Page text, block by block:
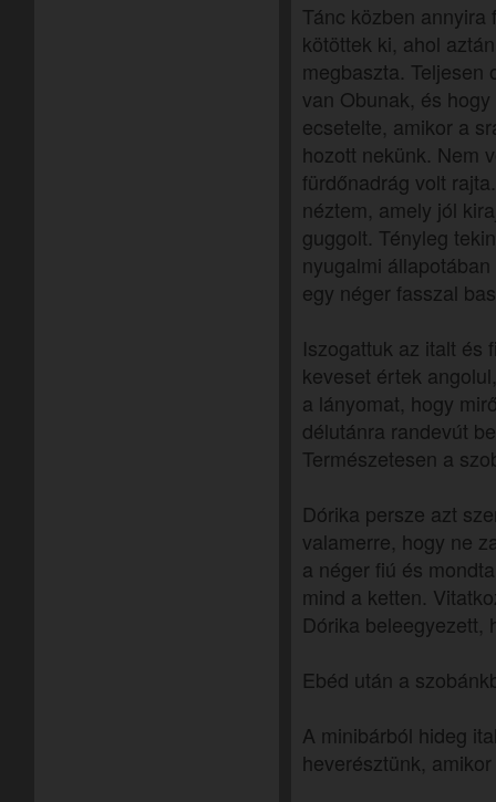
Tánc közben
kötöttek ki, ahol
megbaszta. Teljesen
van Obunak, és
ecsetelte, amikor a
hozott nekünk. Nem
fürdőnadrág volt
néztem, amely jól
guggolt. Tényleg
nyugalmi
egy néger fasszal
Iszogattuk az italt és
keveset értek
a lányomat, hogy
délutánra randevút
Természetesen a
Dórika persze azt
valamerre, hogy ne
a néger fiú és
mind a ketten.
Dórika beleegyezett,
Ebéd után a
A minibárból hideg
heverésztünk,